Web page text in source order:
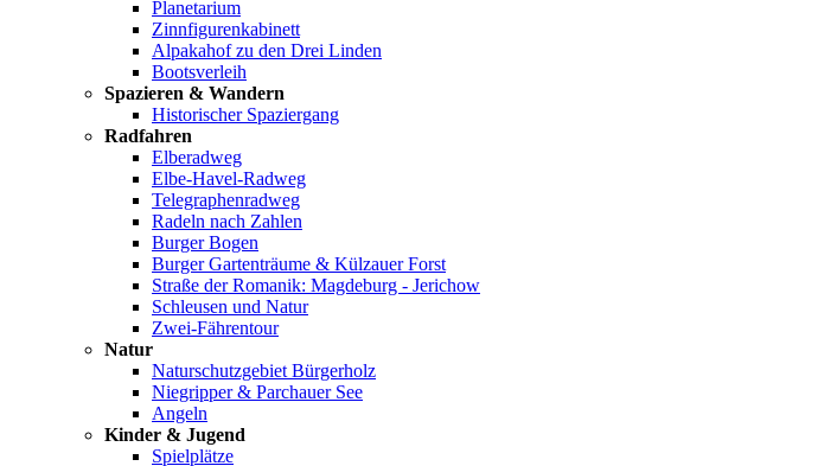
Planetarium
Zinnfigurenkabinett
Alpakahof zu den Drei Linden
Bootsverleih
Spazieren & Wandern
Historischer Spaziergang
Radfahren
Elberadweg
Elbe-Havel-Radweg
Telegraphenradweg
Radeln nach Zahlen
Burger Bogen
Burger Gartenträume & Külzauer Forst
Straße der Romanik: Magdeburg - Jerichow
Schleusen und Natur
Zwei-Fährentour
Natur
Naturschutzgebiet Bürgerholz
Niegripper & Parchauer See
Angeln
Kinder & Jugend
Spielplätze